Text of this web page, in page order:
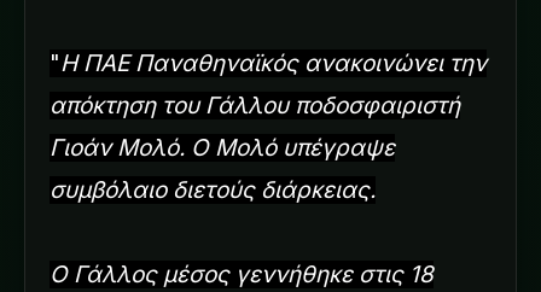
"Η ΠΑΕ Παναθηναϊκός ανακοινώνει την
απόκτηση του Γάλλου ποδοσφαιριστή
Γιοάν Μολό. Ο Μολό υπέγραψε
συμβόλαιο διετούς διάρκειας.
Ο Γάλλος μέσος γεννήθηκε στις 18